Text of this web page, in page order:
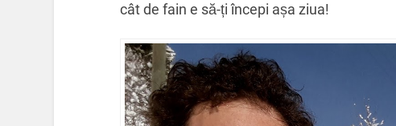
cât de fain e să-ți începi așa ziua!